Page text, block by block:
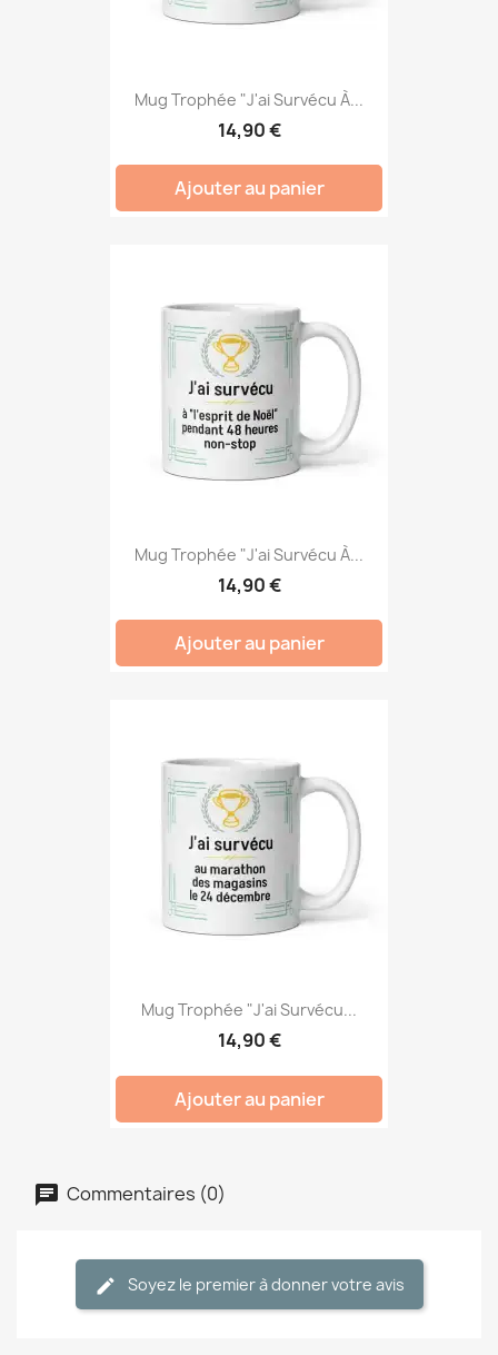
Mug Trophée "J'ai Survécu À...
14,90 €
Ajouter au panier
Mug Trophée "J'ai Survécu À...
14,90 €
Ajouter au panier
Mug Trophée "J'ai Survécu...
14,90 €
Ajouter au panier
Commentaires (0)
Soyez le premier à donner votre avis